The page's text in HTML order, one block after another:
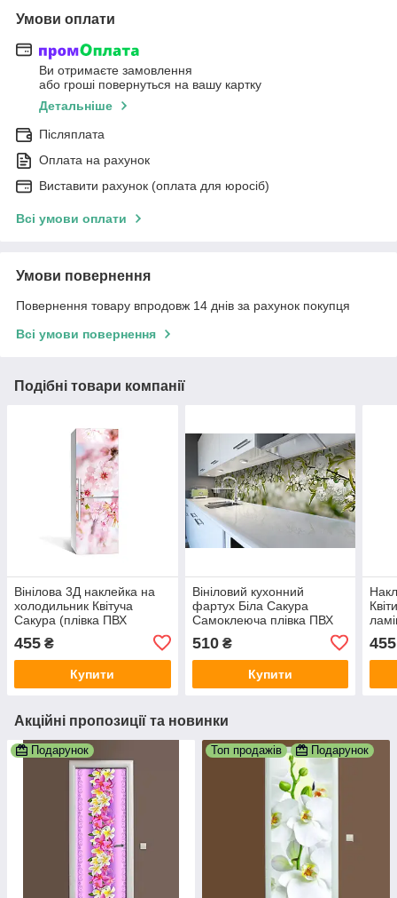
Умови оплати
Ви отримаєте замовлення
або гроші повернуться на вашу картку
Детальніше
Післяплата
Оплата на рахунок
Виставити рахунок (оплата для юросіб)
Всі умови оплати
Умови повернення
Повернення товару впродовж 14 днів за рахунок покупця
Всі умови повернення
Подібні товари компанії
Вінілова 3Д наклейка на
холодильник Квітуча
Сакура (плівка ПВХ
фотодрук) 600х1800 мм
Квіти вишні Рожевий
455 ₴
Купити
Вініловий кухонний
фартух Біла Сакура
Самоклеюча плівка ПВХ
квітучі гілки вишні Зелений
600х2000 мм
510₴
Купити
мм
455
Акційні пропозиції та новинки
Подарунок Топ продажів Подарунок